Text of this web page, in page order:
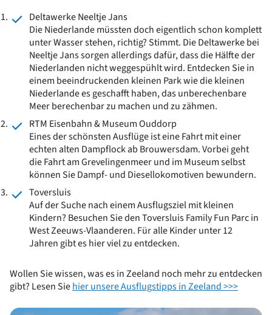
Deltawerke Neeltje Jans
Die Niederlande müssten doch eigentlich schon komplett
unter Wasser stehen, richtig? Stimmt. Die Deltawerke bei
Neeltje Jans sorgen allerdings dafür, dass die Hälfte der
Niederlanden nicht weggespühlt wird. Entdecken Sie in
einem beeindruckenden kleinen Park wie die kleinen
Niederlande es geschafft haben, das unberechenbare
Meer berechenbar zu machen und zu zähmen.
RTM Eisenbahn & Museum Ouddorp
Eines der schönsten Ausflüge ist eine Fahrt mit einer
echten alten Dampflock ab Brouwersdam. Vorbei geht
die Fahrt am Grevelingenmeer und im Museum selbst
können Sie Dampf- und Diesellokomotiven bewundern.
Toversluis
Auf der Suche nach einem Ausflugsziel mit kleinen
Kindern? Besuchen Sie den Toversluis Family Fun Parc in
West Zeeuws-Vlaanderen. Für alle Kinder unter 12
Jahren gibt es hier viel zu entdecken.
Wollen Sie wissen, was es in Zeeland noch mehr zu entdecken
gibt? Lesen Siehierunsere Ausflugstipps in Zeeland >>>